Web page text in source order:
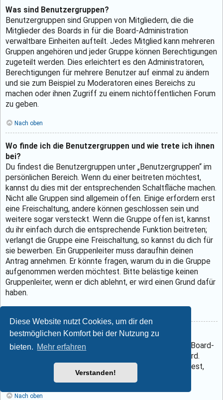
Diese Website nutzt Cookies, um dir den
bestmöglichen Komfort bei der Nutzung zu
bieten. Mehr erfahren
Verstanden!
Was sind Benutzergruppen?
Benutzergruppen sind Gruppen von Mitgliedern, die die
Mitglieder des Boards in für die Board-Administration
verwaltbare Einheiten aufteilt. Jedes Mitglied kann mehreren
Gruppen angehören und jeder Gruppe können Berechtigungen
zugeteilt werden. Dies erleichtert es den Administratoren,
Berechtigungen für mehrere Benutzer auf einmal zu ändern
und sie zum Beispiel zu Moderatoren eines Bereichs zu
machen oder ihnen Zugriff zu einem nichtöffentlichen Forum
zu geben.
Nach oben
Wo finde ich die Benutzergruppen und wie trete ich ihnen
bei?
Du findest die Benutzergruppen unter „Benutzergruppen“ im
persönlichen Bereich. Wenn du einer beitreten möchtest,
kannst du dies mit der entsprechenden Schaltfläche machen.
Nicht alle Gruppen sind allgemein offen. Einige erfordern erst
eine Freischaltung, andere können geschlossen sein und
weitere sogar versteckt. Wenn die Gruppe offen ist, kannst
du ihr einfach durch die entsprechende Funktion beitreten;
verlangt die Gruppe eine Freischaltung, so kannst du dich für
sie bewerben. Ein Gruppenleiter muss daraufhin deinen
Antrag annehmen. Er könnte fragen, warum du in die Gruppe
aufgenommen werden möchtest. Bitte belästige keinen
Gruppenleiter, wenn er dich ablehnt, er wird einen Grund dafür
haben.
Wie werde ich Gruppenleiter?
Der Leiter einer Gruppe wird normalerweise durch die Board-
Administration festgelegt, wenn die Gruppe erstellt wird.
Wenn du eine eigene Benutzergruppe erstellen möchtest,
dann solltest du einen Administrator kontaktieren.
Nach oben